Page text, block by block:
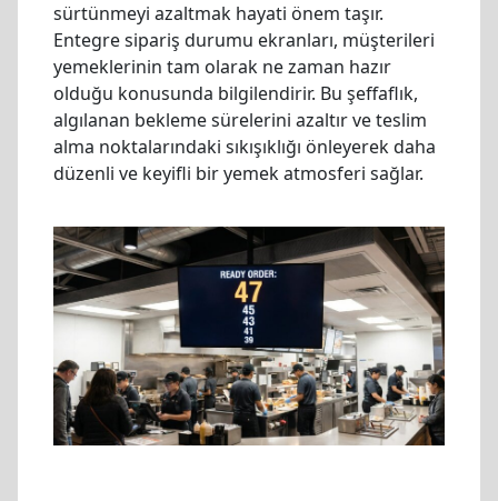
sürtünmeyi azaltmak hayati önem taşır.
Entegre sipariş durumu ekranları, müşterileri
yemeklerinin tam olarak ne zaman hazır
olduğu konusunda bilgilendirir. Bu şeffaflık,
algılanan bekleme sürelerini azaltır ve teslim
alma noktalarındaki sıkışıklığı önleyerek daha
düzenli ve keyifli bir yemek atmosferi sağlar.